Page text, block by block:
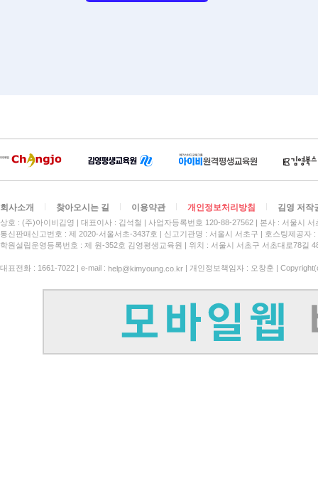
회사소개 찾아오시는 길 이용약관 개인정보처리방침 김영 저작
상호 : (주)아이비김영 대표이사 : 김석철 사업자등록번호 120-88-27562
본사 : 서울시
통신판매신고번호 : 제 2020-서울서초-3437호
신고기관명 : 서울시 서초구
호스팅제공자
학원설립운영등록번호 : 제 원-352호 김영평생교육원 | 위치 : 서울시 서초구 서초대로78길
대표전화 : 1661-7022 | e-mail : help@kimyoung.co.kr | 개인정보책임자 : 오창훈 |